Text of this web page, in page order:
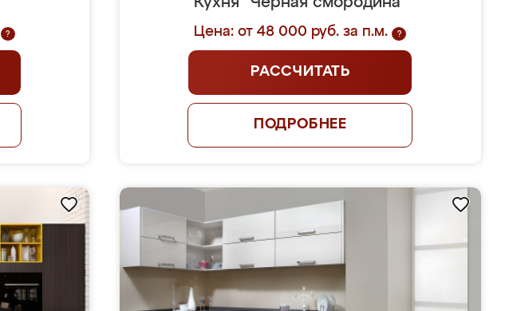
? Цена: от 48 000 руб. за п.м. ?
РАССЧИТАТЬ
ПОДРОБНЕЕ